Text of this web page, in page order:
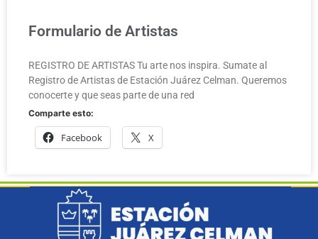
Formulario de Artistas
REGISTRO DE ARTISTAS Tu arte nos inspira. Sumate al
Registro de Artistas de Estación Juárez Celman. Queremos
conocerte y que seas parte de una red
Comparte esto:
Facebook X